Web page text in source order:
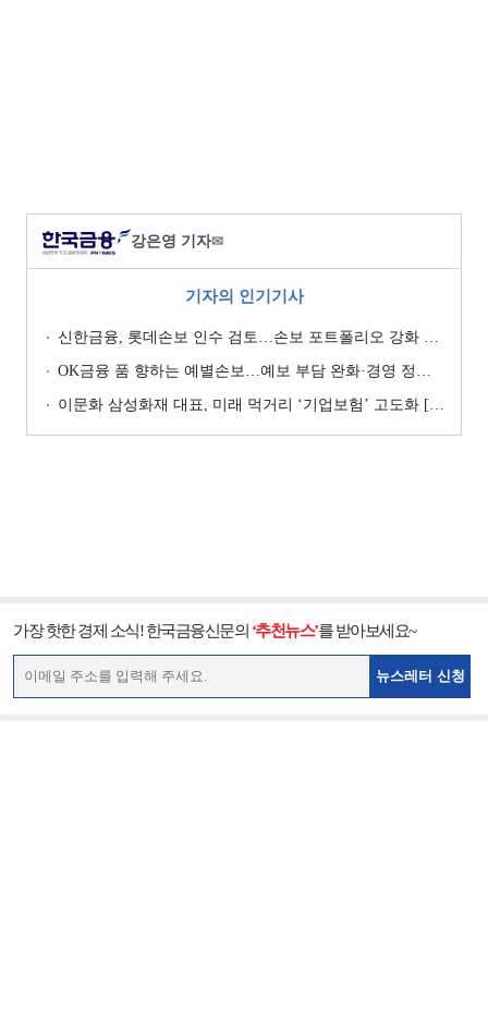
강은영 기자✉
기자의 인기기사
신한금융, 롯데손보 인수 검토…손보 포트폴리오 강화 승부수 [보험사 M&A 지형도]
OK금융 품 향하는 예별손보…예보 부담 완화·경영 정상화 기대 [예별손보 새 주인 찾기 ④]
이문화 삼성화재 대표, 미래 먹거리 ‘기업보험’ 고도화 [손보사 일반보험 전략 (1)]
가장 핫한 경제 소식! 한국금융신문의 ‘추천뉴스’를 받아보세요~
뉴스레터 신청